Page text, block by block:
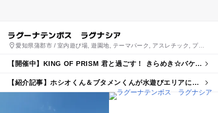
ラグーナテンボス ラグナシア
愛知県蒲郡市 / 室内遊び場, 遊園地, テーマパーク, アスレチック, プー
【開催中】KING OF PRISM 君と過ごす！ きらめき☆バケー
【紹介記事】ホシオくん＆ブタメンくんが水遊びエリアに！
ラグナシアで夏限定コラボイベント開催